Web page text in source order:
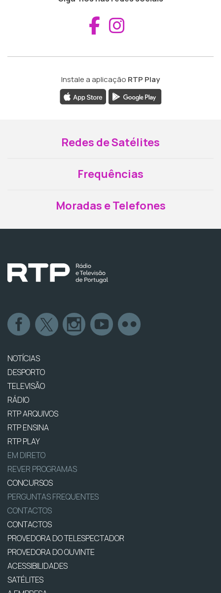
Aceder ao
Instale a aplicação RTP Play
Redes de Satélites
Frequências
Moradas e Telefones
NOTÍCIAS
DESPORTO
TELEVISÃO
RÁDIO
RTP ARQUIVOS
RTP ENSINA
RTP PLAY
EM DIRETO
REVER PROGRAMAS
CONCURSOS
PERGUNTAS FREQUENTES
CONTACTOS
CONTACTOS
PROVEDORA DO TELESPECTADOR
PROVEDORA DO OUVINTE
ACESSIBILIDADES
SATÉLITES